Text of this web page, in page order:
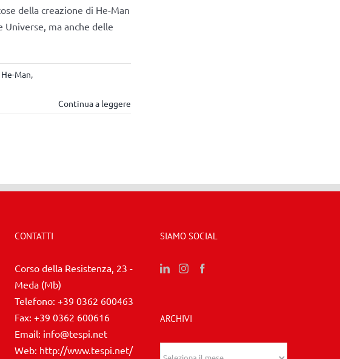
della creazione di He-Man
ma anche delle
He-Man,
Continua a leggere
CONTATTI
Corso della Resistenza, 23 -
Meda (Mb)
Telefono: +39 0362 600463
Fax: +39 0362 600616
Email: info@tespi.net
Web: http://www.tespi.net/
SIAMO SOCIAL
ARCHIVI